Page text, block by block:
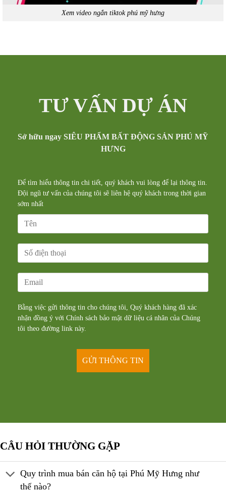
Xem video ngắn tiktok phú mỹ hưng
TƯ VẤN DỰ ÁN
Sở hữu ngay SIÊU PHẨM BẤT ĐỘNG SẢN PHÚ MỸ
HƯNG
Để tìm hiểu thông tin chi tiết, quý khách vui lòng để lại thông tin.
Đội ngũ tư vấn của chúng tôi sẽ liên hệ quý khách trong thời gian
sớm nhất
Bằng việc gửi thông tin cho chúng tôi, Quý khách hàng đã xác
nhận đồng ý với Chính sách bảo mật dữ liệu cá nhân của Chúng
tôi theo đường link này.
CÂU HỎI THƯỜNG GẶP
Quy trình mua bán căn hộ tại Phú Mỹ Hưng như
thế nào?